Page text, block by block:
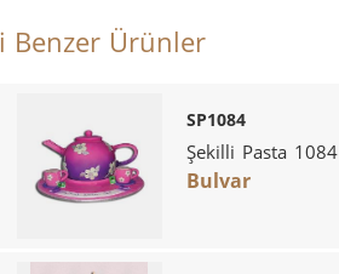
Benzer Ürünler
SP1084
Şekilli Pasta 1084
Bulvar